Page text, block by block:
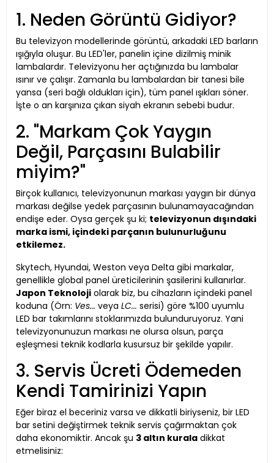
1. Neden Görüntü Gidiyor?
Bu televizyon modellerinde görüntü, arkadaki LED barların
ışığıyla oluşur. Bu LED'ler, panelin içine dizilmiş minik
lambalardır. Televizyonu her açtığınızda bu lambalar
ısınır ve çalışır. Zamanla bu lambalardan bir tanesi bile
yansa (seri bağlı oldukları için), tüm panel ışıkları söner.
İşte o an karşınıza çıkan siyah ekranın sebebi budur.
2. "Markam Çok Yaygın
Değil, Parçasını Bulabilir
miyim?"
Birçok kullanıcı, televizyonunun markası yaygın bir dünya
markası değilse yedek parçasının bulunamayacağından
endişe eder. Oysa gerçek şu ki; televizyonun dışındaki
marka ismi, içindeki parçanın bulunurluğunu
etkilemez.
Skytech, Hyundai, Weston veya Delta gibi markalar,
genellikle global panel üreticilerinin şasilerini kullanırlar.
Japon Teknoloji olarak biz, bu cihazların içindeki panel
koduna (Örn: Ves... veya LC... serisi) göre %100 uyumlu
LED bar takımlarını stoklarımızda bulunduruyoruz. Yani
televizyonunuzun markası ne olursa olsun, parça
eşleşmesi teknik kodlarla kusursuz bir şekilde yapılır.
3. Servis Ücreti Ödemeden
Kendi Tamirinizi Yapın
Eğer biraz el beceriniz varsa ve dikkatli biriyseniz, bir LED
bar setini değiştirmek teknik servis çağırmaktan çok
daha ekonomiktir. Ancak şu 3 altın kurala dikkat
etmelisiniz: